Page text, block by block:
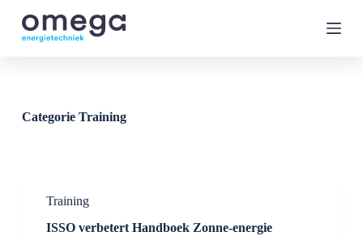
G
n
CategorieTraining
Training
ISSO verbetert Handboek Zonne-energie